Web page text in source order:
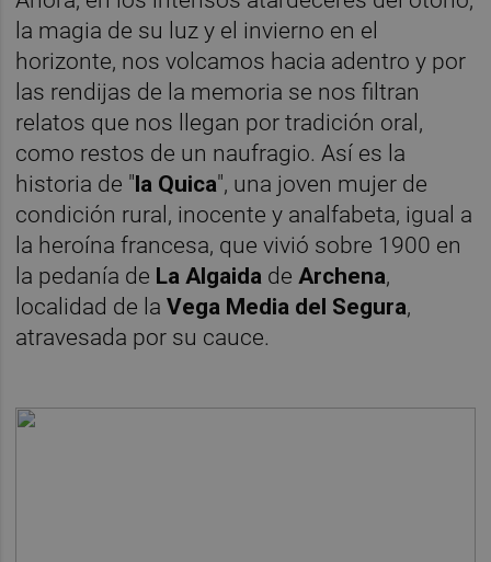
la magia de su luz y el invierno en el
horizonte, nos volcamos hacia adentro y por
las rendijas de la memoria se nos filtran
relatos que nos llegan por tradición oral,
como restos de un naufragio. Así es la
historia de "la Quica", una joven mujer de
condición rural, inocente y analfabeta, igual a
la heroína francesa, que vivió sobre 1900 en
la pedanía de La Algaida deArchena,
localidad de laVega Media del Segura,
atravesada por su cauce.